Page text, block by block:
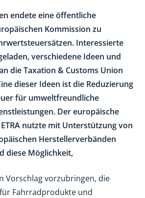
endete eine öffentliche
Kommission zu
Interessierte
verschiedene Ideen und
die Taxation & Customs Union
dieser Ideen ist die Reduzierung
für umweltfreundliche
Der europäische
nutzte mit Unterstützung von
Herstellerverbänden
diese Möglichkeit,
Vorschlag vorzubringen, die
Fahrradprodukte und